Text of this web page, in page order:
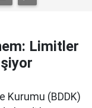
Limitler
Kurumu (BDDK)